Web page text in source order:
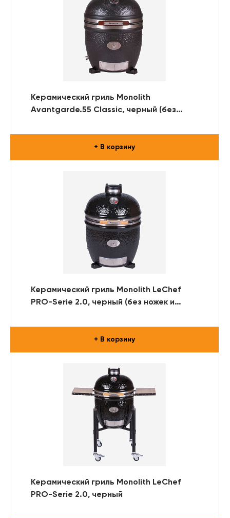
Керамический гриль Monolith
Avantgarde.55 Classic, черный (без
+ В корзину
Керамический гриль Monolith LeChef
PRO-Serie 2.0, черный (без ножек и
+ В корзину
Керамический гриль Monolith LeChef
PRO-Serie 2.0, черный